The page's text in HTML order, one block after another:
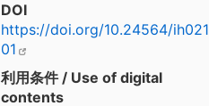
DOI
https://doi.org/10.24564/ih021
01
利用条件 / Use of digital
contents